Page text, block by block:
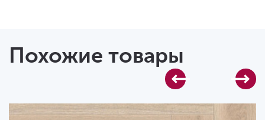
Похожие товары